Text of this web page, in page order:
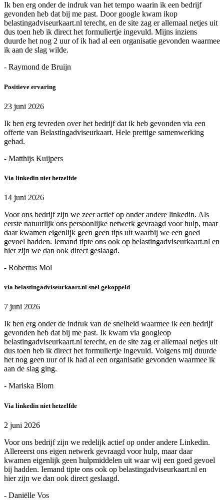
Ik ben erg onder de indruk van het tempo waarin ik een bedrijf
gevonden heb dat bij me past. Door google kwam ikop
belastingadviseurkaart.nl terecht, en de site zag er allemaal netjes uit
dus toen heb ik direct het formuliertje ingevuld. Mijns inziens
duurde het nog 2 uur of ik had al een organisatie gevonden waarmee
ik aan de slag wilde.
- Raymond de Bruijn
Positieve ervaring
23 juni 2026
Ik ben erg tevreden over het bedrijf dat ik heb gevonden via een
offerte van Belastingadviseurkaart. Hele prettige samenwerking
gehad.
- Matthijs Kuijpers
Via linkedin niet hetzelfde
14 juni 2026
Voor ons bedrijf zijn we zeer actief op onder andere linkedin. Als
eerste natuurlijk ons persoonlijke netwerk gevraagd voor hulp, maar
daar kwamen eigenlijk geen geen tips uit waarbij we een goed
gevoel hadden. Iemand tipte ons ook op belastingadviseurkaart.nl en
hier zijn we dan ook direct geslaagd.
- Robertus Mol
via belastingadviseurkaart.nl snel gekoppeld
7 juni 2026
Ik ben erg onder de indruk van de snelheid waarmee ik een bedrijf
gevonden heb dat bij me past. Ik kwam via googleop
belastingadviseurkaart.nl terecht, en de site zag er allemaal netjes uit
dus toen heb ik direct het formuliertje ingevuld. Volgens mij duurde
het nog geen uur of ik had al een organisatie gevonden waarmee ik
aan de slag ging.
- Mariska Blom
Via linkedin niet hetzelfde
2 juni 2026
Voor ons bedrijf zijn we redelijk actief op onder andere Linkedin.
Allereerst ons eigen netwerk gevraagd voor hulp, maar daar
kwamen eigenlijk geen hulpmiddelen uit waar wij een goed gevoel
bij hadden. Iemand tipte ons ook op belastingadviseurkaart.nl en
hier zijn we dan ook direct geslaagd.
- Daniëlle Vos